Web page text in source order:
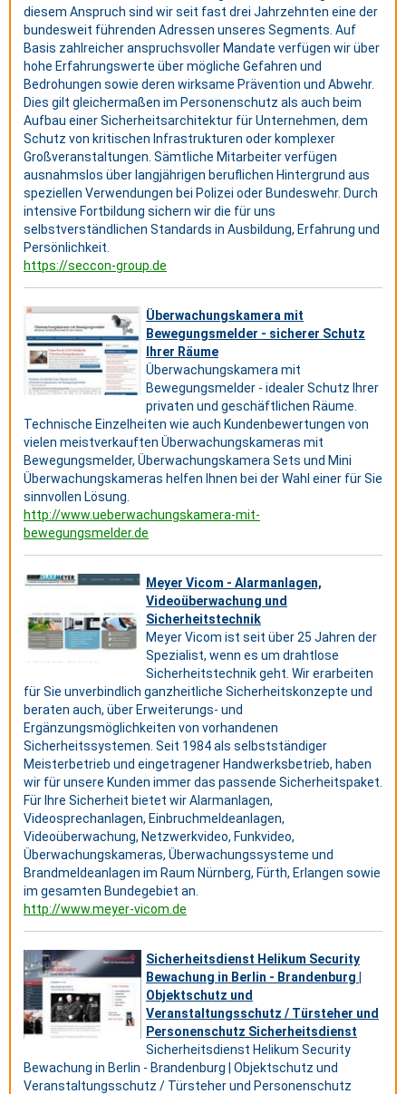
diesem Anspruch sind wir seit fast drei Jahrzehnten eine der
bundesweit führenden Adressen unseres Segments. Auf
Basis zahlreicher anspruchsvoller Mandate verfügen wir über
hohe Erfahrungswerte über mögliche Gefahren und
Bedrohungen sowie deren wirksame Prävention und Abwehr.
Dies gilt gleichermaßen im Personenschutz als auch beim
Aufbau einer Sicherheitsarchitektur für Unternehmen, dem
Schutz von kritischen Infrastrukturen oder komplexer
Großveranstaltungen. Sämtliche Mitarbeiter verfügen
ausnahmslos über langjährigen beruflichen Hintergrund aus
speziellen Verwendungen bei Polizei oder Bundeswehr. Durch
intensive Fortbildung sichern wir die für uns
selbstverständlichen Standards in Ausbildung, Erfahrung und
Persönlichkeit.
https://seccon-group.de
Überwachungskamera mit
Bewegungsmelder - sicherer Schutz
Ihrer Räume
Überwachungskamera mit
Bewegungsmelder - idealer Schutz Ihrer
privaten und geschäftlichen Räume.
Technische Einzelheiten wie auch Kundenbewertungen von
vielen meistverkauften Überwachungskameras mit
Bewegungsmelder, Überwachungskamera Sets und Mini
Überwachungskameras helfen Ihnen bei der Wahl einer für Sie
sinnvollen Lösung.
http://www.ueberwachungskamera-mit-
bewegungsmelder.de
Meyer Vicom - Alarmanlagen,
Videoüberwachung und
Sicherheitstechnik
Meyer Vicom ist seit über 25 Jahren der
Spezialist, wenn es um drahtlose
Sicherheitstechnik geht. Wir erarbeiten
für Sie unverbindlich ganzheitliche Sicherheitskonzepte und
beraten auch, über Erweiterungs- und
Ergänzungsmöglichkeiten von vorhandenen
Sicherheitssystemen. Seit 1984 als selbstständiger
Meisterbetrieb und eingetragener Handwerksbetrieb, haben
wir für unsere Kunden immer das passende Sicherheitspaket.
Für Ihre Sicherheit bietet wir Alarmanlagen,
Videosprechanlagen, Einbruchmeldeanlagen,
Videoüberwachung, Netzwerkvideo, Funkvideo,
Überwachungskameras, Überwachungssysteme und
Brandmeldeanlagen im Raum Nürnberg, Fürth, Erlangen sowie
im gesamten Bundegebiet an.
http://www.meyer-vicom.de
Sicherheitsdienst Helikum Security
Bewachung in Berlin - Brandenburg |
Objektschutz und
Veranstaltungsschutz / Türsteher und
Personenschutz Sicherheitsdienst
Sicherheitsdienst Helikum Security
Bewachung in Berlin - Brandenburg | Objektschutz und
Veranstaltungsschutz / Türsteher und Personenschutz